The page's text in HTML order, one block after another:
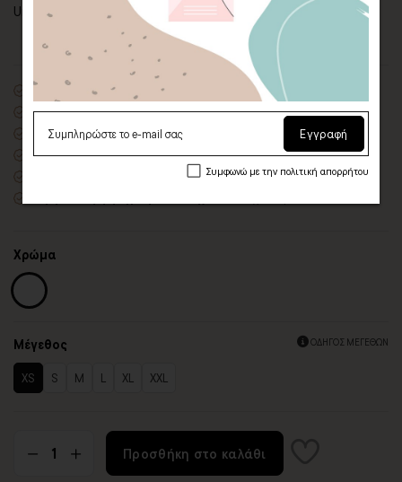
Unisex T-Shirt με καμηλοπάρδαλη και ιβίσκους.
Unisex T-Shirt
100% Οργανικό βαμβάκι-175g/m²
Κοντά μανίκια - Πλαϊνές ραφές - Στρογγυλή λαιμόκοψη με rib
Κανονική εφαρμογή - Μοντέρνα και άνετη γραμμή
απευθείας στο ύφασμα
Χρώμα
Μέγεθος ΟΔΗΓΟΣ ΜΕΓΕΘΩΝ
XS S M L XL XXL
Προσθήκη στο καλάθι
Εγγραφή
Συμφωνώ με την πολιτική απορρήτου